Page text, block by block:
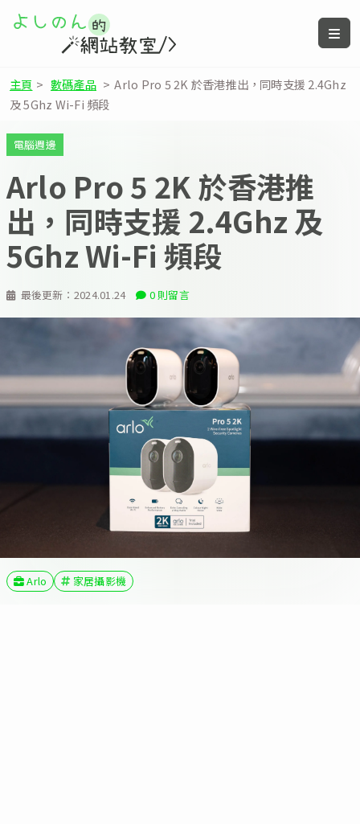
主頁 > 數碼產品 > Arlo Pro 5 2K 於香港推出，同時支援 2.4Ghz
及 5Ghz Wi-Fi 頻段
最後更新： 2024.01.24 0 則留言
電腦週邊
Arlo Pro 5 2K 於香港推
出，同時支援 2.4Ghz 及
5Ghz Wi-Fi 頻段
Arlo 家居攝影機